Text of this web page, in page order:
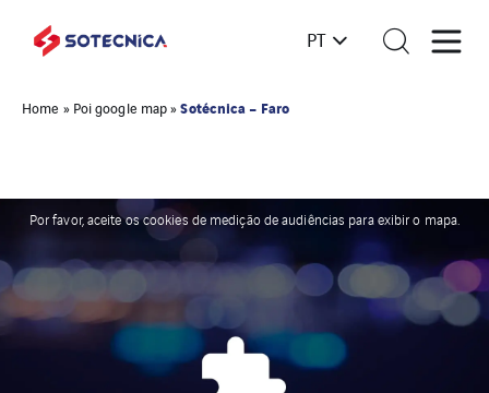
PT
Home » Poi google map»Sotécnica – Faro
Por favor, aceite os cookies de medição de audiências para exibir o mapa.